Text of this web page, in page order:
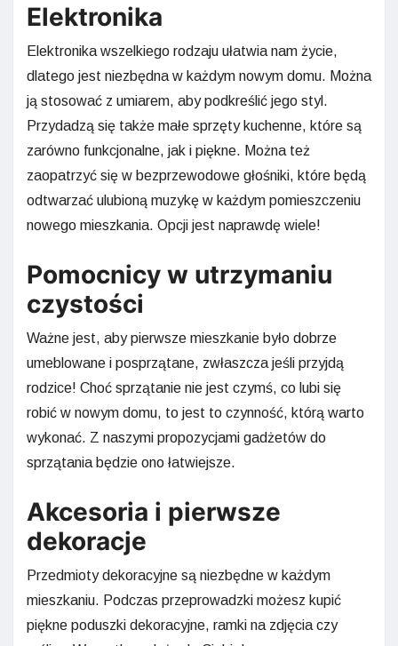
Elektronika
Elektronika wszelkiego rodzaju ułatwia nam życie,
dlatego jest niezbędna w każdym nowym domu. Można
ją stosować z umiarem, aby podkreślić jego styl.
Przydadzą się także małe sprzęty kuchenne, które są
zarówno funkcjonalne, jak i piękne. Można też
zaopatrzyć się w bezprzewodowe głośniki, które będą
odtwarzać ulubioną muzykę w każdym pomieszczeniu
nowego mieszkania. Opcji jest naprawdę wiele!
Pomocnicy w utrzymaniu
czystości
Ważne jest, aby pierwsze mieszkanie było dobrze
umeblowane i posprzątane, zwłaszcza jeśli przyjdą
rodzice! Choć sprzątanie nie jest czymś, co lubi się
robić w nowym domu, to jest to czynność, którą warto
wykonać. Z naszymi propozycjami gadżetów do
sprzątania będzie ono łatwiejsze.
Akcesoria i pierwsze
dekoracje
Przedmioty dekoracyjne są niezbędne w każdym
mieszkaniu. Podczas przeprowadzki możesz kupić
piękne poduszki dekoracyjne, ramki na zdjęcia czy